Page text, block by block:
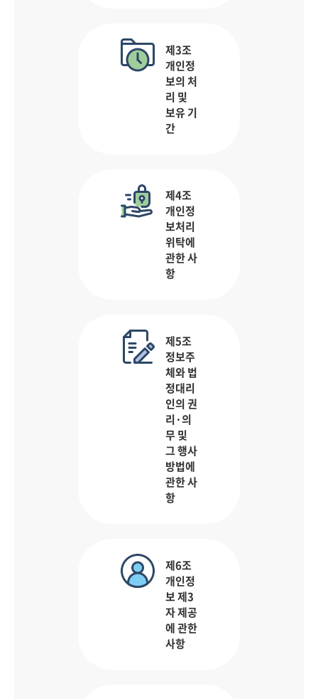
제3조
개인정
보의 처
리 및
보유 기
간
제4조
개인정
보처리
위탁에
관한 사
항
제5조
정보주
체와 법
정대리
인의 권
리·의
무 및
그 행사
방법에
관한 사
항
제6조
개인정
보 제3
자 제공
에 관한
사항